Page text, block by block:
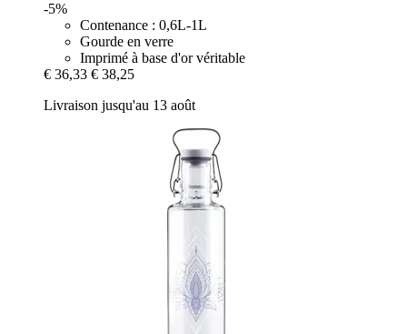
-5%
Contenance : 0,6L-1L
Gourde en verre
Imprimé à base d'or véritable
€ 36,33 € 38,25
Livraison jusqu'au 13 août